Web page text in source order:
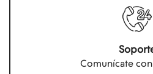
Comunícate